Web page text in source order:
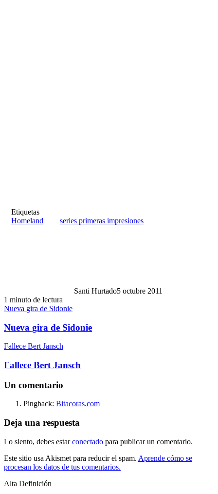
Etiquetas
Homeland
series primeras impresiones
Santi Hurtado5 octubre 2011
1 minuto de lectura
Nueva gira de Sidonie
Nueva gira de Sidonie
Fallece Bert Jansch
Fallece Bert Jansch
Un comentario
Pingback: Bitacoras.com
Deja una respuesta
Lo siento, debes estarconectado para publicar un comentario.
Este sitio usa Akismet para reducir el spam. Aprende cómo se
procesan los datos de tus comentarios.
Alta Definición